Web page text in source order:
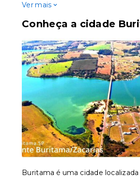
Ver mais
Conheça a cidade
Buritama é uma cidade